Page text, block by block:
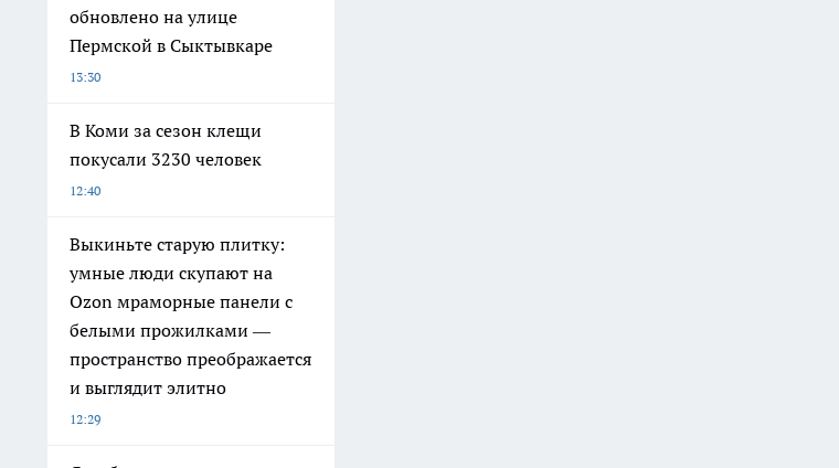
обновлено на улице
Пермской в Сыктывкаре
13:30
В Коми за сезон клещи
покусали 3230 человек
12:40
Выкиньте старую плитку:
умные люди скупают на
Ozon мраморные панели с
белыми прожилками —
пространство преображается
и выглядит элитно
12:29